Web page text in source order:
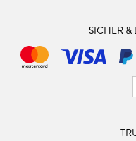
SICHER &